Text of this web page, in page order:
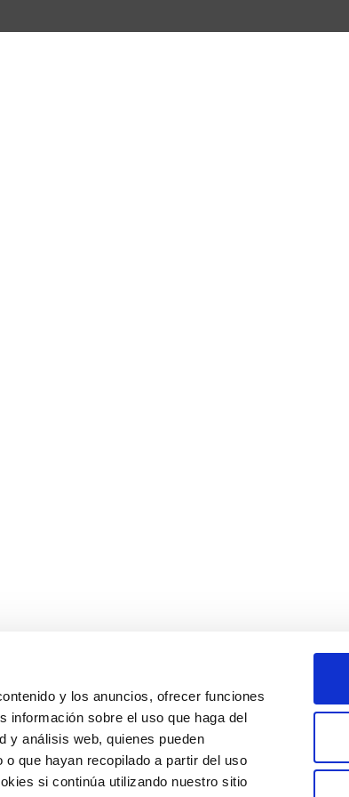
y los anuncios, ofrecer funciones
información sobre el uso que haga del
y análisis web, quienes pueden
que hayan recopilado a partir del uso
si continúa utilizando nuestro sitio